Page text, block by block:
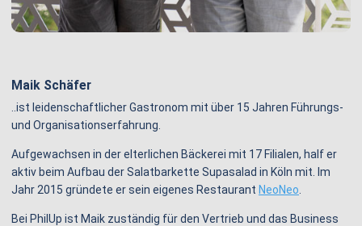
Maik Schäfer
..ist leidenschaftlicher Gastronom mit über 15 Jahren Führungs-
und Organisationserfahrung.
Aufgewachsen in der elterlichen Bäckerei mit 17 Filialen, half er
aktiv beim Aufbau der Salatbarkette Supasalad in Köln mit. Im
Jahr 2015 gründete er sein eigenes Restaurant NeoNeo
Bei PhilUp ist Maik zuständig für den Vertrieb und das Business